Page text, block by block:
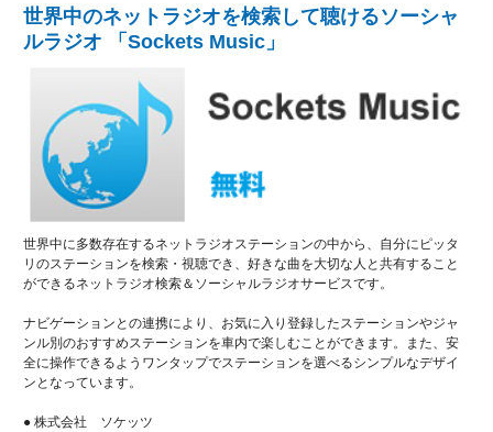
世界中のネットラジオを検索して聴けるソーシャ
ルラジオ 「Sockets Music」
世界中に多数存在するネットラジオステーションの中から、自分にピッタ
リのステーションを検索・視聴でき、好きな曲を大切な人と共有すること
ができるネットラジオ検索＆ソーシャルラジオサービスです。
ナビゲーションとの連携により、お気に入り登録したステーションやジャ
ンル別のおすすめステーションを車内で楽しむことができます。また、安
全に操作できるようワンタップでステーションを選べるシンプルなデザイ
ンとなっています。
● 株式会社 ソケッツ